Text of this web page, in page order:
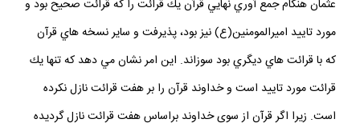
عثمان هنگام جمع آوري نهايي قرآن يك قرائت را كه قرائت صحيح بود و
مورد تاييد اميرالمومنين(ع) نيز بود، پذيرفت و ساير نسخه هاي قرآن
كه با قرائت هاي ديگري بود سوزاند. اين امر نشان مي دهد كه تنها يك
قرائت مورد تاييد است و خداوند قرآن را بر هفت قرائت نازل نكرده
است. زيرا اگر قرآن از سوى خداوند براساس هفت قرائت نازل گرديده